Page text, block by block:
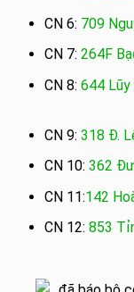
CN 6: 709
CN 7: 264F
CN 8: 644 Lũy
CN 9: 318 Đ.
CN 10: 362
CN 11:142
CN 12: 853